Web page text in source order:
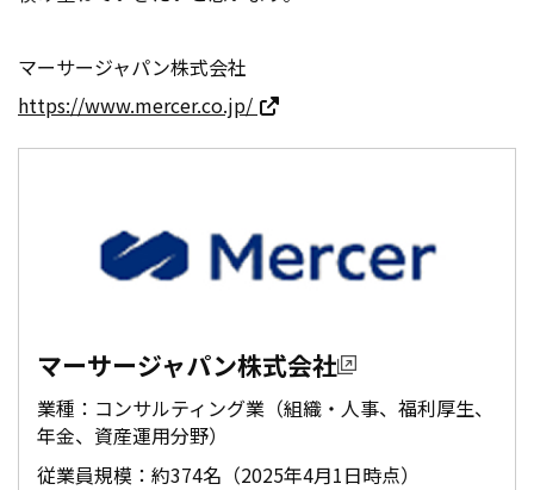
マーサージャパン株式会社
https://www.mercer.co.jp/
マーサージャパン株式会社
業種：コンサルティング業（組織・人事、福利厚生、
年金、資産運用分野）
従業員規模：約374名（2025年4月1日時点）